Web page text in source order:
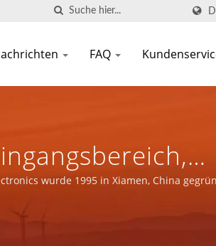
FAQ
Für
Von
wurde 1995 in Xiamen, China